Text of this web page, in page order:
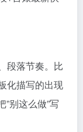
段落节奏。比
化描写的出现
别这么做”写